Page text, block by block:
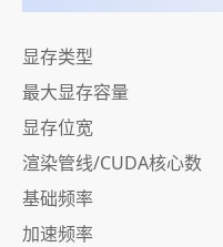
显存类型
最大显存容量
显存位宽
渲染管线/CUDA核心数
基础频率
加速频率